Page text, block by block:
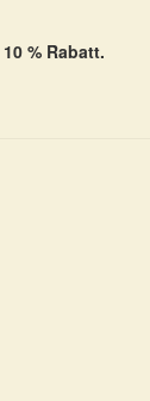
10 % Rabatt.